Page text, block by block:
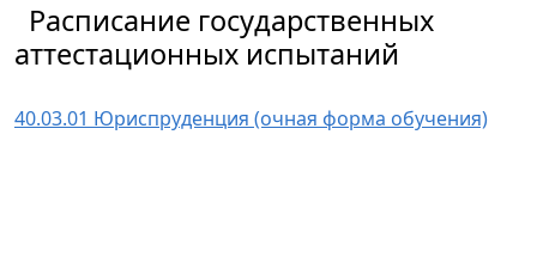
Расписание государственных
аттестационных испытаний
40.03.01 Юриспруденция (очная форма обучения)